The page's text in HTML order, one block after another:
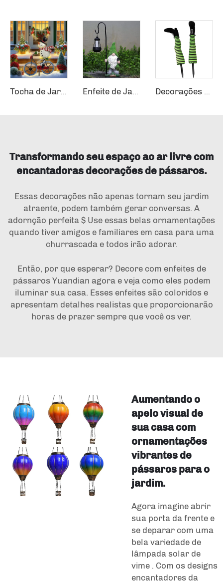
Tocha de Jardim com Papai Noel e Boneco de Neve de Bicicleta com Iluminação Solar para Decoração de Natal Enfeite de Jardim com Arte Solar LED para Pátio, Gramado, Ornamento com Revestimento Verde, Estatua de Gnomo Solar Decorações de Halloween com Pernas de Bruxa de Cabeça para Baixo e Estaca para Solo
Transformando seu espaço ao ar livre com
encantadoras decorações de pássaros.
Essas decorações não apenas tornam seu jardim
atraente, podem também gerar conversas. A
adornção perfeita $ Use essas belas ornamentações
quando tiver amigos e familiares em casa para uma
churrascada e todos irão adorar.
Então, por que esperar? Decore com enfeites de
pássaros Yuandian agora e veja como eles podem
iluminar sua casa. Esses enfeites são coloridos e
apresentam detalhes realistas que proporcionarão
horas de prazer sempre que você os ver.
Aumentando o
apelo visual de
sua casa com
ornamentações
vibrantes de
pássaros para o
jardim.
Agora imagine abrir
sua porta da frente e
se deparar com uma
bela variedade de
lâmpada solar de
vime . Com os designs
encantadores da